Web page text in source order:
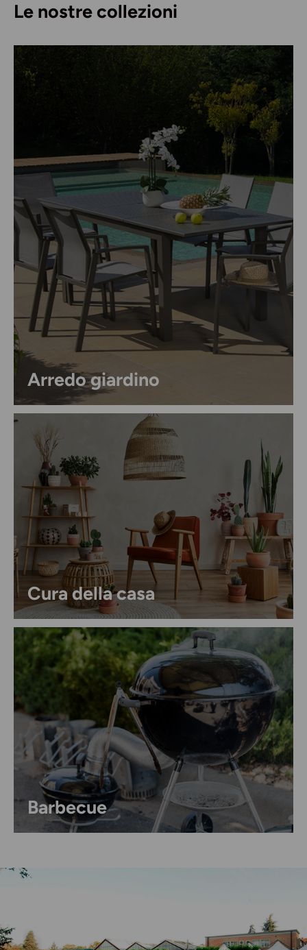
Le nostre collezioni
Arredo giardino
Cura della casa
Barbecue